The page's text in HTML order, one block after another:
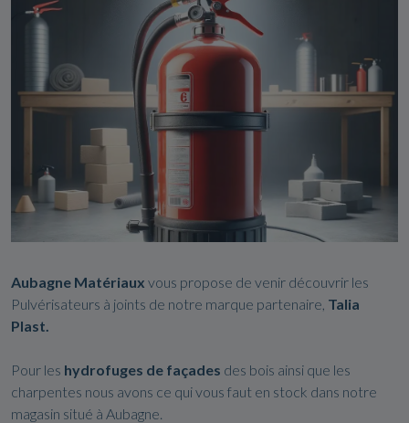
Aubagne Matériaux vous propose de venir découvrir les
Pulvérisateurs à joints de notre marque partenaire, Talia
Plast.
Pour les hydrofuges de façades des bois ainsi que les
charpentes nous avons ce qui vous faut en stock dans notre
magasin situé à Aubagne.